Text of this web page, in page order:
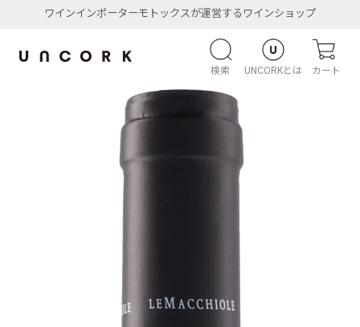
ワインインポーターモトックスが運営するワインショップ
検索 UNCORKとは カート